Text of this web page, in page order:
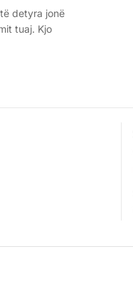
detyra jonë
tuaj. Kjo